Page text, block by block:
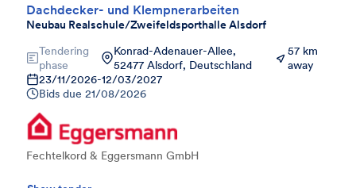
Dachdecker- und Klempnerarbeiten
Neubau Realschule/Zweifeldsporthalle Alsdorf
Tendering
phase
Konrad-Adenauer-Allee,
52477 Alsdorf, Deutschland
57 km
away
23/11/2026-12/03/2027
Bids due 21/08/2026
Fechtelkord & Eggersmann GmbH